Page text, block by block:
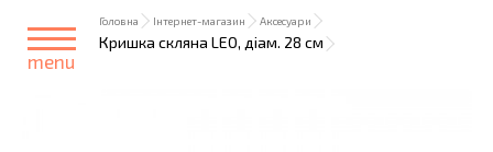
menu
Головна Інтернет-магазин Аксесуари
Кришка скляна LEO, діам. 28 см